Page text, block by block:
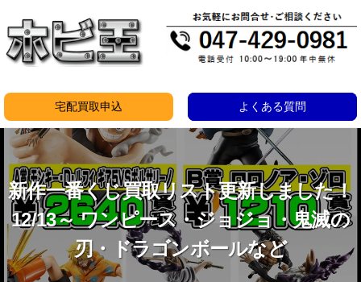
ン
テ
へ
ス
ッ
宅配買取申込 よくある質問
新作一番くじ買取リスト更新しました！
12/13～ ワンピース・ジョジョ・鬼滅の
刃・ドラゴンボールなど